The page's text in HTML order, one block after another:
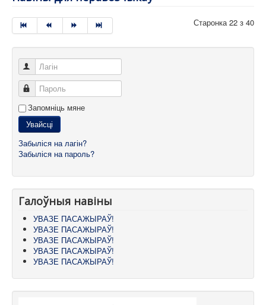
Старонка 22 з 40
Лагін
Пароль
Запомніць мяне
Увайсці
Забыліся на лагін?
Забыліся на пароль?
Галоўныя навіны
УВАЗЕ ПАСАЖЫРАЎ!
УВАЗЕ ПАСАЖЫРАЎ!
УВАЗЕ ПАСАЖЫРАЎ!
УВАЗЕ ПАСАЖЫРАЎ!
УВАЗЕ ПАСАЖЫРАЎ!